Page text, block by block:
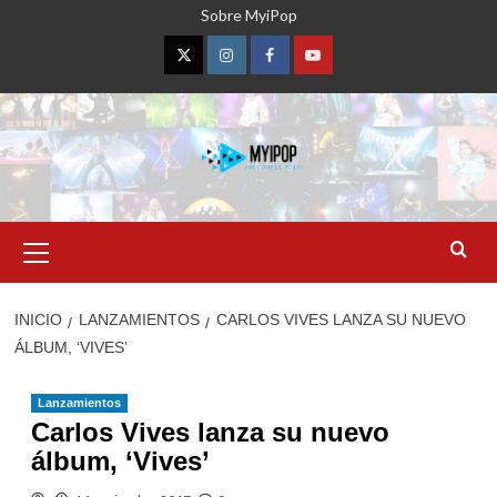
Sobre MyiPop
TwitterInstagramFacebookYouTube
primario
INICIO LANZAMIENTOS
CARLOS VIVES LANZA SU NUEVO
ÁLBUM, ‘VIVES’
Lanzamientos
Carlos Vives lanza su nuevo
álbum, ‘Vives’